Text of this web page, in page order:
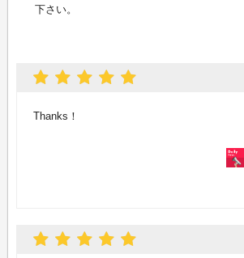
下さい。
Thanks！